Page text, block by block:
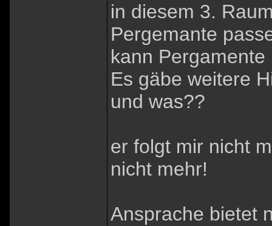
in diesem 3.
Pergemante
kann
Es gäbe weitere
und was??
er folgt mir nicht
nicht mehr!
Ansprache bietet